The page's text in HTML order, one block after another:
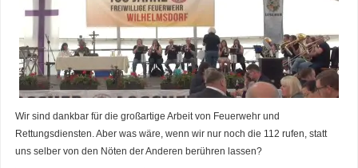
Wir sind dankbar für die großartige Arbeit von Feuerwehr und
Rettungsdiensten. Aber was wäre, wenn wir nur noch die 112 rufen, statt
uns selber von den Nöten der Anderen berühren lassen?